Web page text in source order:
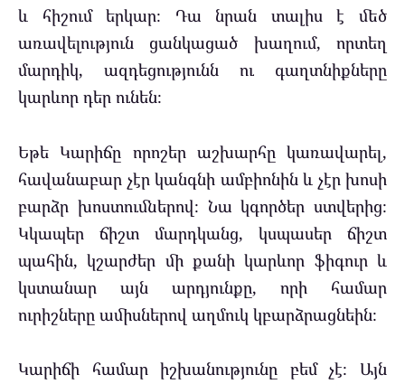
և հիշում երկար։ Դա նրան տալիս է մեծ
առավելություն ցանկացած խաղում, որտեղ
մարդիկ, ազդեցությունն ու գաղտնիքները
կարևոր դեր ունեն։
Եթե Կարիճը որոշեր աշխարհը կառավարել,
հավանաբար չէր կանգնի ամբիոնին և չէր խոսի
բարձր խոստումներով։ Նա կգործեր ստվերից։
Կկապեր ճիշտ մարդկանց, կսպասեր ճիշտ
պահին, կշարժեր մի քանի կարևոր ֆիգուր և
կստանար այն արդյունքը, որի համար
ուրիշները ամիսներով աղմուկ կբարձրացնեին։
Կարիճի համար իշխանությունը բեմ չէ։ Այն